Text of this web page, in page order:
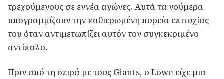
τρεχούμενους σε εννέα αγώνες. Αυτά τα νούμερα
υπογραμμίζουν την καθιερωμένη πορεία επιτυχίας
του όταν αντιμετωπίζει αυτόν τον συγκεκριμένο
αντίπαλο.
Πριν από τη σειρά με τους Giants, ο Lowe είχε μια